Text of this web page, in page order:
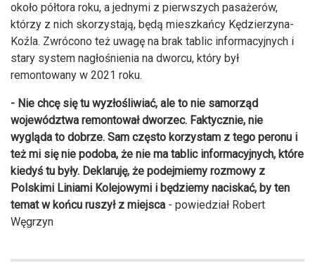
około półtora roku, a jednymi z pierwszych pasażerów,
którzy z nich skorzystają, będą mieszkańcy Kędzierzyna-
Koźla. Zwrócono też uwagę na brak tablic informacyjnych i
stary system nagłośnienia na dworcu, który był
remontowany w 2021 roku.
- Nie chcę się tu wyzłośliwiać, ale to nie samorząd
województwa remontował dworzec. Faktycznie, nie
wygląda to dobrze. Sam często korzystam z tego peronu i
też mi się nie podoba, że nie ma tablic informacyjnych, które
kiedyś tu były. Deklaruję, że podejmiemy rozmowy z
Polskimi Liniami Kolejowymi i będziemy naciskać, by ten
temat w końcu ruszył z miejsca - powiedział Robert
Węgrzyn